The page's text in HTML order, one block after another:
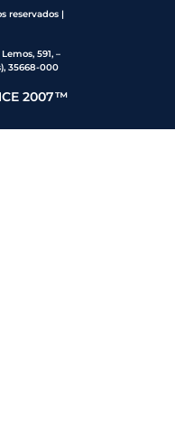
reservados |
591, –
35668-000
2007™